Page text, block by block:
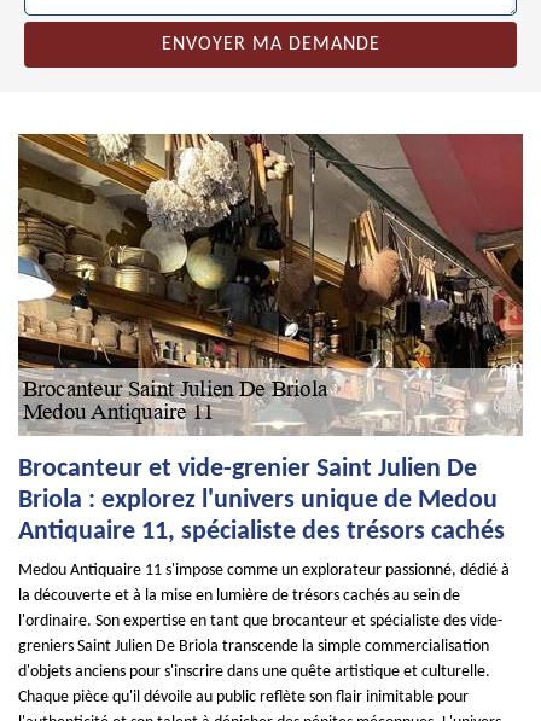
Brocanteur et vide-grenier Saint Julien De
Briola : explorez l'univers unique de Medou
Antiquaire 11, spécialiste des trésors cachés
Medou Antiquaire 11 s'impose comme un explorateur passionné, dédié à
la découverte et à la mise en lumière de trésors cachés au sein de
l'ordinaire. Son expertise en tant que brocanteur et spécialiste des vide-
greniers Saint Julien De Briola transcende la simple commercialisation
d'objets anciens pour s'inscrire dans une quête artistique et culturelle.
Chaque pièce qu'il dévoile au public reflète son flair inimitable pour